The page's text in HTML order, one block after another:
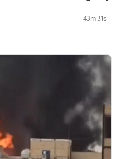
43m 31s